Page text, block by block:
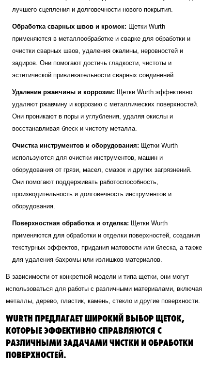
лучшего сцепления и долговечности нового покрытия.
Обработка сварных швов и кромок: Щетки Wurth
применяются в металлообработке и сварке для обработки и
очистки сварных швов, удаления окалины, неровностей и
задиров. Они помогают достичь гладкости, чистоты и
эстетической привлекательности сварных соединений.
Удаление ржавчины и коррозии: Щетки Wurth эффективно
удаляют ржавчину и коррозию с металлических поверхностей.
Они проникают в поры и углубления, удаляя окислы и
восстанавливая блеск и чистоту металла.
Очистка инструментов и оборудования: Щетки Wurth
используются для очистки инструментов, машин и
оборудования от грязи, масел, смазок и других загрязнений.
Они помогают поддерживать работоспособность,
производительность и долговечность инструментов и
оборудования.
Поверхностная обработка и отделка: Щетки Wurth
применяются для обработки и отделки поверхностей, создания
текстурных эффектов, придания матовости или блеска, а также
для удаления бахромы или излишков материалов.
В зависимости от конкретной модели и типа щетки, они могут
использоваться для работы с различными материалами, включая
металлы, дерево, пластик, камень, стекло и другие поверхности.
WURTH ПРЕДЛАГАЕТ ШИРОКИЙ ВЫБОР ЩЕТОК,
КОТОРЫЕ ЭФФЕКТИВНО СПРАВЛЯЮТСЯ С
РАЗЛИЧНЫМИ ЗАДАЧАМИ ЧИСТКИ И ОБРАБОТКИ
ПОВЕРХНОСТЕЙ.